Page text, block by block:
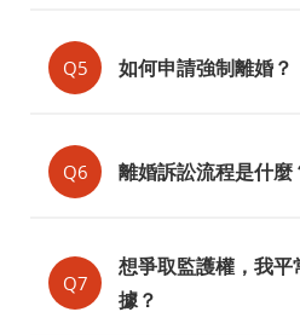
Q5 如何申請強制離婚？
Q6 離婚訴訟流程是什麼
Q7
想爭取監護權，我
據？